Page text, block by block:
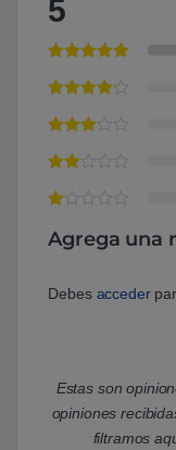
5
Agrega una
Debes acceder
Estas son
opiniones
filtramos